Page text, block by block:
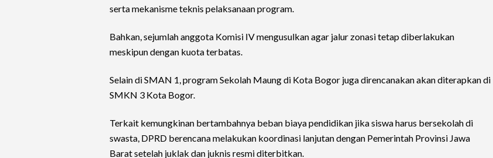
serta mekanisme teknis pelaksanaan program.
Bahkan, sejumlah anggota Komisi IV mengusulkan agar jalur zonasi tetap diberlakukan
meskipun dengan kuota terbatas.
Selain di SMAN 1, program Sekolah Maung di Kota Bogor juga direncanakan akan diterapkan di
SMKN 3 Kota Bogor.
Terkait kemungkinan bertambahnya beban biaya pendidikan jika siswa harus bersekolah di
swasta, DPRD berencana melakukan koordinasi lanjutan dengan Pemerintah Provinsi Jawa
Barat setelah juklak dan juknis resmi diterbitkan.